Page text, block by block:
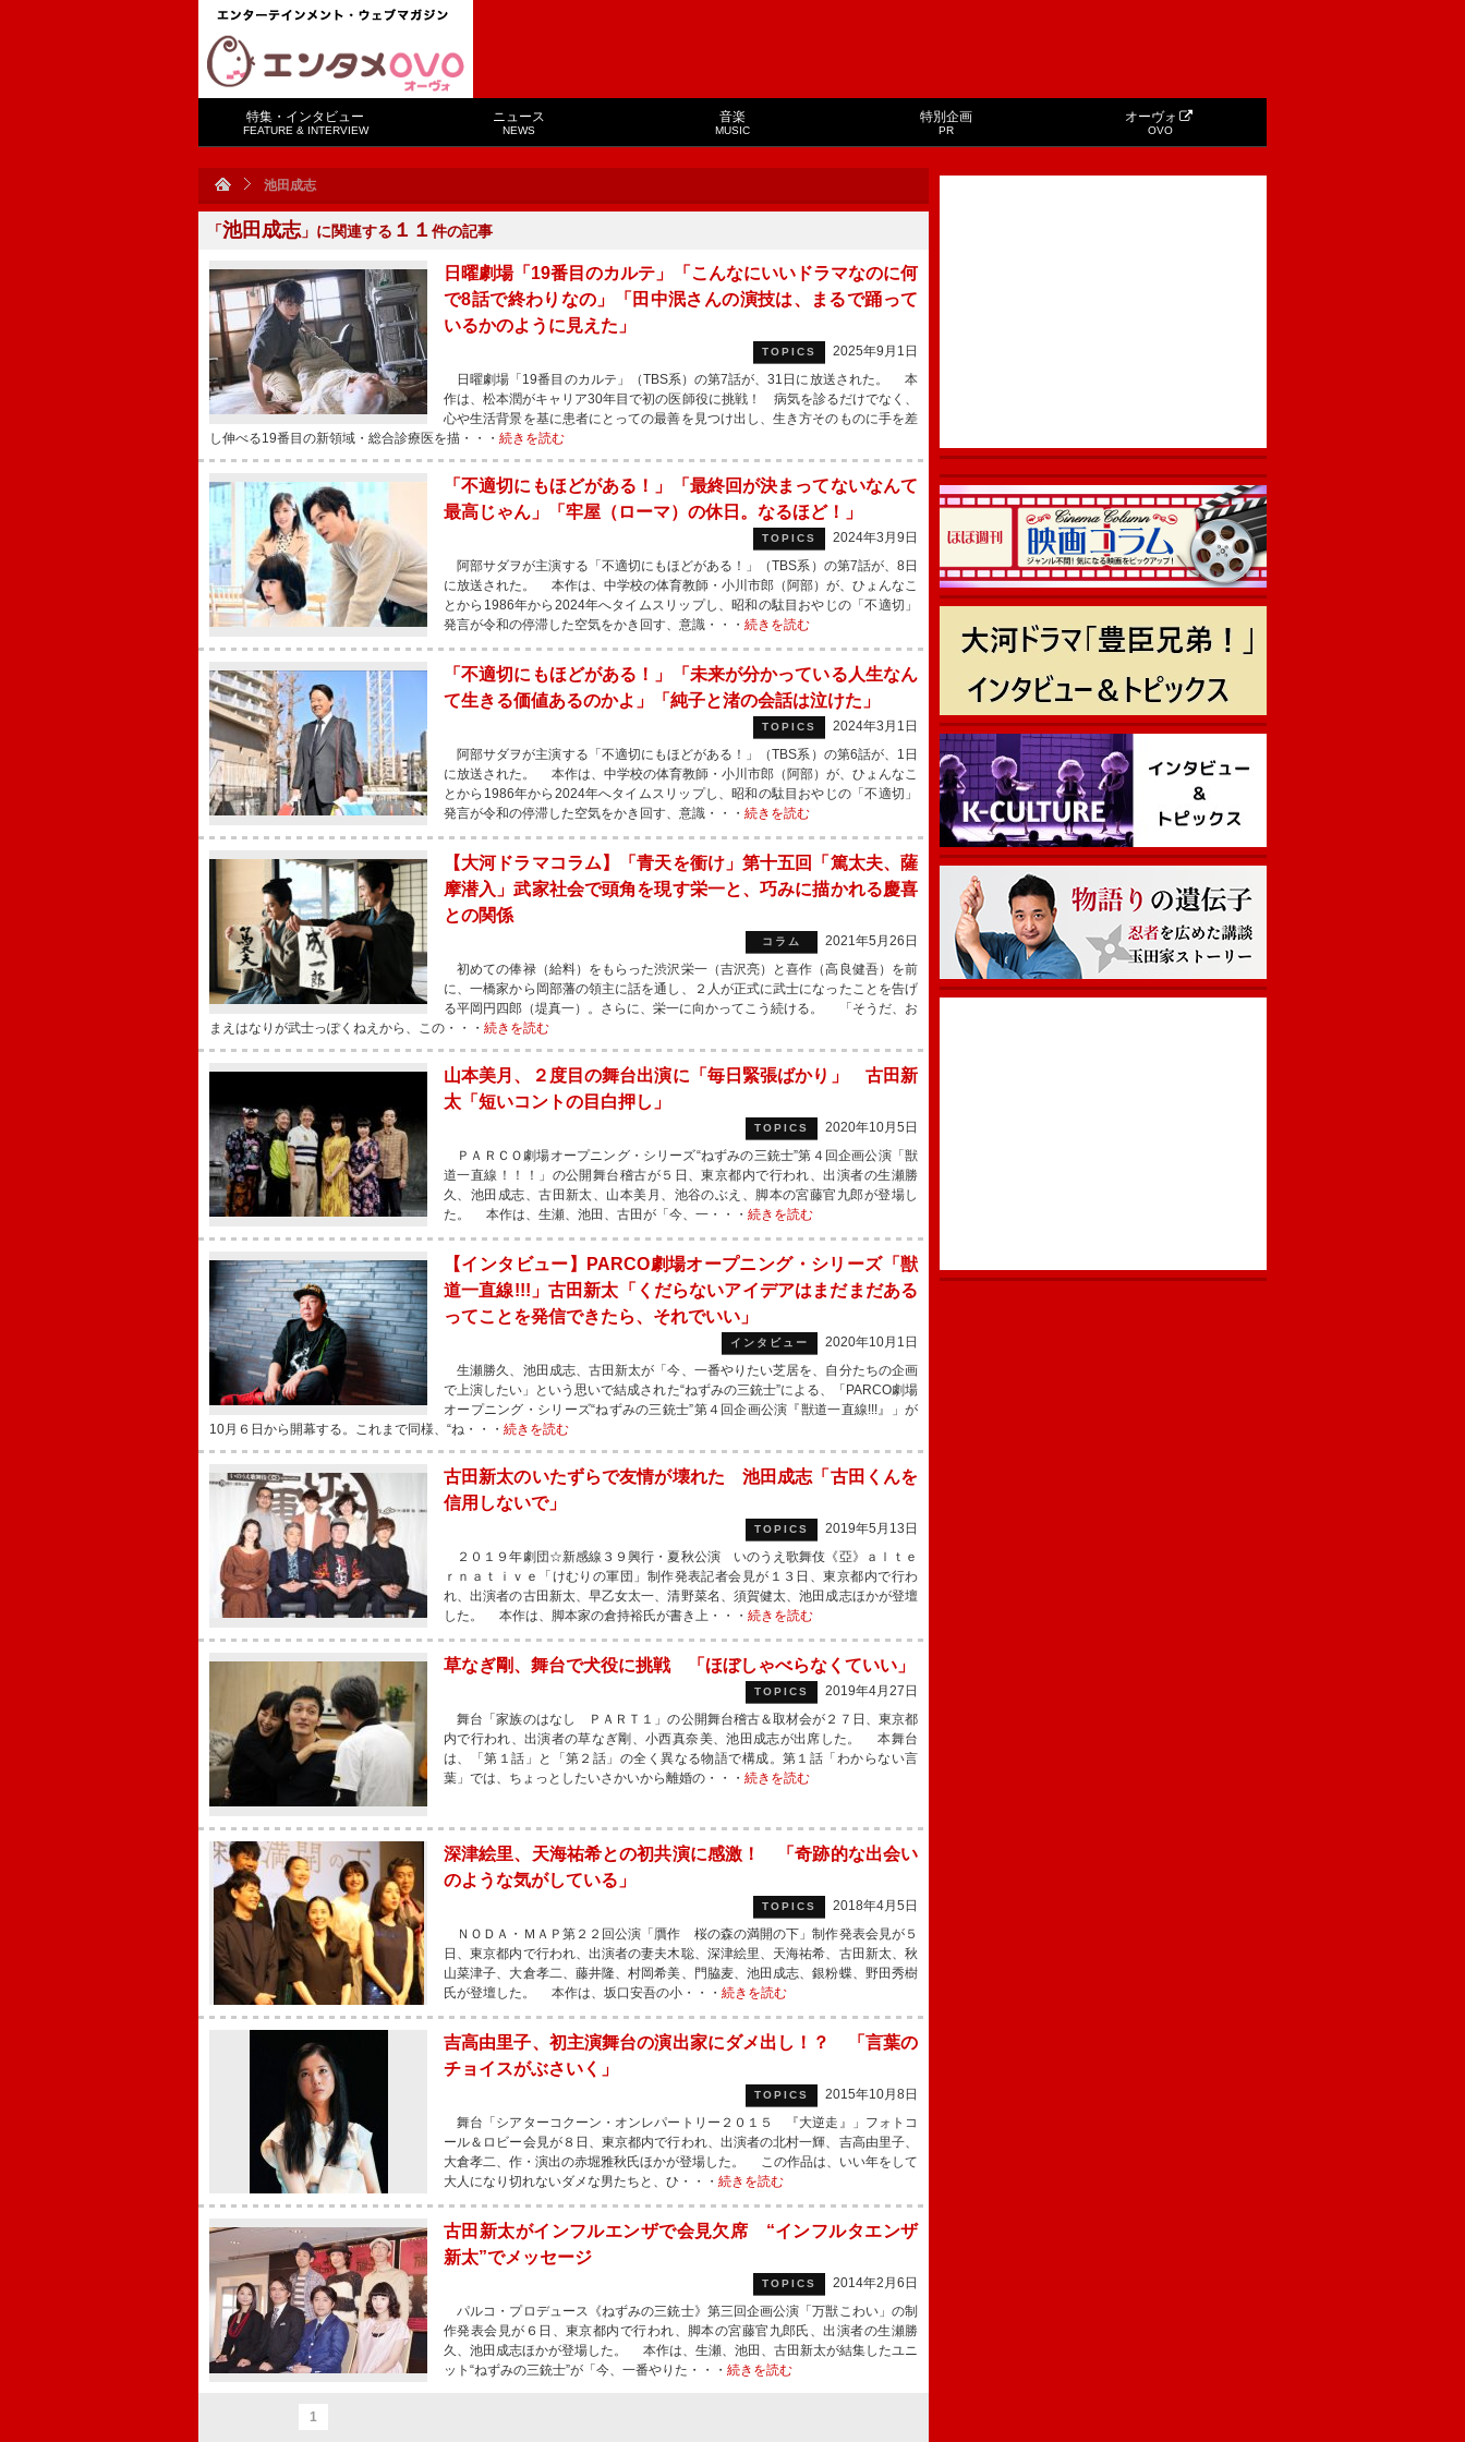
特集・インタビュー
FEATURE & INTERVIEW
ニュース
NEWS
音楽
MUSIC
特別企画
PR
オーヴォ
OVO
池田成志
「池田成志 」に関連する １１ 件の記事
日曜劇場「19番目のカルテ」「こんなにいいドラマなのに何
で8話で終わりなの」「田中泯さんの演技は、まるで踊って
いるかのように見えた」
TOPICS
2025年9月1日
日曜劇場「19番目のカルテ」（TBS系）の第7話が、31日に放送された。 本
作は、松本潤がキャリア30年目で初の医師役に挑戦！ 病気を診るだけでなく、
心や生活背景を基に患者にとっての最善を見つけ出し、生き方そのものに手を差
し伸べる19番目の新領域・総合診療医を描・・・ 続きを読む
「不適切にもほどがある！」「最終回が決まってないなんて
最高じゃん」「牢屋（ローマ）の休日。なるほど！」
TOPICS
2024年3月9日
阿部サダヲが主演する「不適切にもほどがある！」（TBS系）の第7話が、8日
に放送された。 本作は、中学校の体育教師・小川市郎（阿部）が、ひょんなこ
とから1986年から2024年へタイムスリップし、昭和の駄目おやじの「不適切」
発言が令和の停滞した空気をかき回す、意識・・・ 続きを読む
「不適切にもほどがある！」「未来が分かっている人生なん
て生きる価値あるのかよ」「純子と渚の会話は泣けた」
TOPICS
2024年3月1日
阿部サダヲが主演する「不適切にもほどがある！」（TBS系）の第6話が、1日
に放送された。 本作は、中学校の体育教師・小川市郎（阿部）が、ひょんなこ
とから1986年から2024年へタイムスリップし、昭和の駄目おやじの「不適切」
発言が令和の停滞した空気をかき回す、意識・・・ 続きを読む
【大河ドラマコラム】「青天を衝け」第十五回「篤太夫、薩
摩潜入」武家社会で頭角を現す栄一と、巧みに描かれる慶喜
との関係
コラム
2021年5月26日
初めての俸禄（給料）をもらった渋沢栄一（吉沢亮）と喜作（高良健吾）を前
に、一橋家から岡部藩の領主に話を通し、２人が正式に武士になったことを告げ
る平岡円四郎（堤真一）。さらに、栄一に向かってこう続ける。 「そうだ、お
まえはなりが武士っぽくねえから、この・・・ 続きを読む
山本美月、２度目の舞台出演に「毎日緊張ばかり」 古田新
太「短いコントの目白押し」
TOPICS
2020年10月5日
ＰＡＲＣＯ劇場オープニング・シリーズ“ねずみの三銃士”第４回企画公演「獣
道一直線！！！」の公開舞台稽古が５日、東京都内で行われ、出演者の生瀬勝
久、池田成志、古田新太、山本美月、池谷のぶえ、脚本の宮藤官九郎が登場し
た。 本作は、生瀬、池田、古田が「今、一・・・ 続きを読む
【インタビュー】PARCO劇場オープニング・シリーズ「獣
道一直線!!!」古田新太「くだらないアイデアはまだまだある
ってことを発信できたら、それでいい」
インタビュー
2020年10月1日
生瀬勝久、池田成志、古田新太が「今、一番やりたい芝居を、自分たちの企画
で上演したい」という思いで結成された“ねずみの三銃士”による、「PARCO劇場
オープニング・シリーズ“ねずみの三銃士”第４回企画公演『獣道一直線!!!』」が
10月６日から開幕する。これまで同様、“ね・・・ 続きを読む
古田新太のいたずらで友情が壊れた 池田成志「古田くんを
信用しないで」
TOPICS
2019年5月13日
２０１９年劇団☆新感線３９興行・夏秋公演 いのうえ歌舞伎《亞》ａｌｔｅ
ｒｎａｔｉｖｅ「けむりの軍団」制作発表記者会見が１３日、東京都内で行わ
れ、出演者の古田新太、早乙女太一、清野菜名、須賀健太、池田成志ほかが登壇
した。 本作は、脚本家の倉持裕氏が書き上・・・ 続きを読む
草なぎ剛、舞台で犬役に挑戦 「ほぼしゃべらなくていい」
TOPICS
2019年4月27日
舞台「家族のはなし ＰＡＲＴ１」の公開舞台稽古＆取材会が２７日、東京都
内で行われ、出演者の草なぎ剛、小西真奈美、池田成志が出席した。 本舞台
は、「第１話」と「第２話」の全く異なる物語で構成。第１話「わからない言
葉」では、ちょっとしたいさかいから離婚の・・・ 続きを読む
深津絵里、天海祐希との初共演に感激！ 「奇跡的な出会い
のような気がしている」
TOPICS
2018年4月5日
ＮＯＤＡ・ＭＡＰ第２２回公演「贋作 桜の森の満開の下」制作発表会見が５
日、東京都内で行われ、出演者の妻夫木聡、深津絵里、天海祐希、古田新太、秋
山菜津子、大倉孝二、藤井隆、村岡希美、門脇麦、池田成志、銀粉蝶、野田秀樹
氏が登壇した。 本作は、坂口安吾の小・・・ 続きを読む
吉高由里子、初主演舞台の演出家にダメ出し！？ 「言葉の
チョイスがぶさいく」
TOPICS
2015年10月8日
舞台「シアターコクーン・オンレパートリー２０１５ 『大逆走』」フォトコ
ール＆ロビー会見が８日、東京都内で行われ、出演者の北村一輝、吉高由里子、
大倉孝二、作・演出の赤堀雅秋氏ほかが登場した。 この作品は、いい年をして
大人になり切れないダメな男たちと、ひ・・・ 続きを読む
古田新太がインフルエンザで会見欠席 “インフルタエンザ
新太”でメッセージ
TOPICS
2014年2月6日
パルコ・プロデュース《ねずみの三銃士》第三回企画公演「万獣こわい」の制
作発表会見が６日、東京都内で行われ、脚本の宮藤官九郎氏、出演者の生瀬勝
久、池田成志ほかが登場した。 本作は、生瀬、池田、古田新太が結集したユニ
ット“ねずみの三銃士”が「今、一番やりた・・・ 続きを読む
1